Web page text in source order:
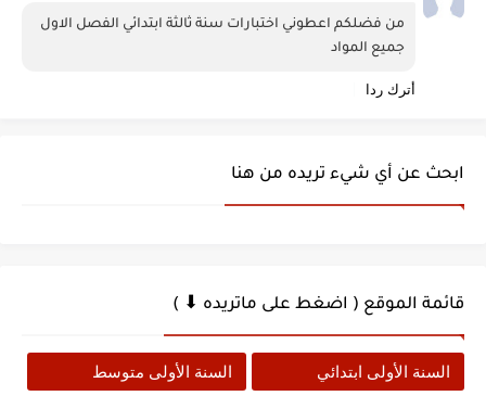
جميع المواد
أترك ردا
ابحث عن أي شيء تريده من هنا
قائمة الموقع ( اضغط على ماتريده ⬇ )
السنة الأولى ابتدائي السنة الأولى متوسط